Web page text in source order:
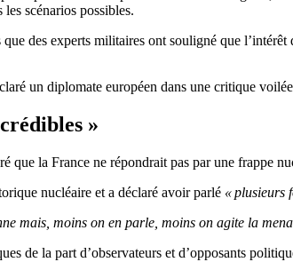
scénarios possibles.
des experts militaires ont souligné que
un diplomate européen dans une critique
»
que la France ne répondrait pas par une frappe
nucléaire et a déclaré avoir parlé « plusieurs
mais, moins on en parle, moins on agite la
de la part d’observateurs et d’opposants